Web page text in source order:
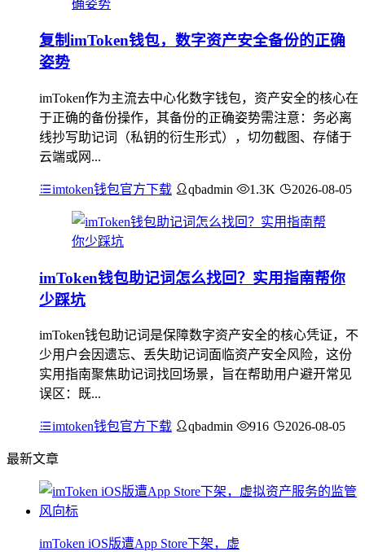
复制imToken钱包，数字资产安全备份的正确
姿势
imToken作为主流去中心化数字钱包，资产安全的核心在
于正确的备份操作，其备份的正确姿势需注意：务必离
线抄写助记词（私钥的衍生形式），切勿截图、存储于
云端或网...
imtoken钱包官方下载 qbadmin 1.3K 2026-08-05
imToken钱包助记词怎么找回？实用指南帮你
少踩坑
imToken钱包助记词是保障数字资产安全的核心凭证，不
少用户会因遗忘、丢失助记词面临资产安全风险，这份
实用指南聚焦助记词找回场景，旨在帮助用户避开常见
误区：既...
imtoken钱包官方下载 qbadmin 916 2026-08-05
最新文章
imToken iOS版遭App Store下架，虚